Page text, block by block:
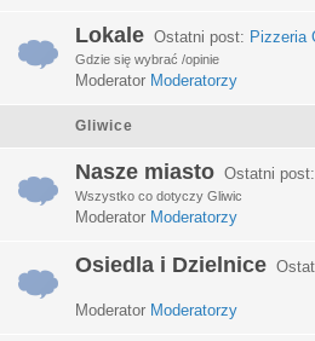
Lokale Ostatni post: Pizzeria
Gdzie się wybrać /opinie
Moderator Moderatorzy
Gliwice
Nasze miasto Ostatni post:
Wszystko co dotyczy Gliwic
Moderator Moderatorzy
Osiedla i Dzielnice
Moderator Moderatorzy